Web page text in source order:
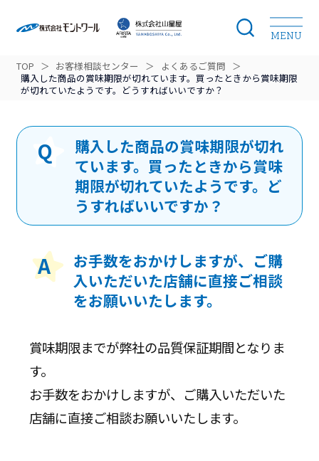
MENU
モントワールのこだわり
ブランドラインナップ
商品カテゴリー
ニュース
お客様相談センター
TOP ＞ お客様相談センター ＞ よくあるご質問 ＞
購入した商品の賞味期限が切れています。買ったときから賞味期限
が切れていたようです。どうすればいいですか？
購入した商品の賞味期限が切れ
ています。買ったときから賞味
期限が切れていたようです。ど
うすればいいですか？
お手数をおかけしますが、ご購
入いただいた店舗に直接ご相談
をお願いいたします。
賞味期限までが弊社の品質保証期間となりま
す。
お手数をおかけしますが、ご購入いただいた
店舗に直接ご相談お願いいたします。